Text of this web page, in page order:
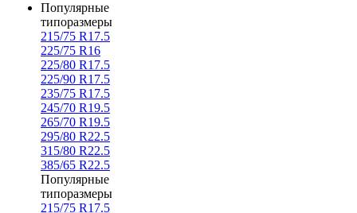
Популярные
типоразмеры
215/75 R17.5
225/75 R16
225/80 R17.5
225/90 R17.5
235/75 R17.5
245/70 R19.5
265/70 R19.5
295/80 R22.5
315/80 R22.5
385/65 R22.5
Популярные
типоразмеры
215/75 R17.5